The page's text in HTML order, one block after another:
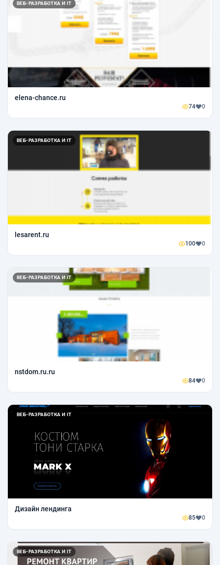
ВЕБ-РАЗРАБОТКА И IT
elena-chance.ru
74 0
ВЕБ-РАЗРАБОТКА И IT
lesarent.ru
100 0
ВЕБ-РАЗРАБОТКА И IT
nstdom.ru.ru
84 0
ВЕБ-РАЗРАБОТКА И IT
Дизайн лендинга
85 0
ВЕБ-РАЗРАБОТКА И IT